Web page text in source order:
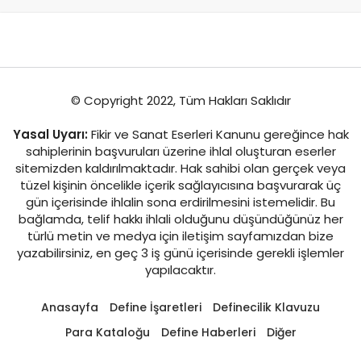
© Copyright 2022, Tüm Hakları Saklıdır
Yasal Uyarı:Fikir ve Sanat Eserleri Kanunu gereğince hak
sahiplerinin başvuruları üzerine ihlal oluşturan eserler
sitemizden kaldırılmaktadır. Hak sahibi olan gerçek veya
tüzel kişinin öncelikle içerik sağlayıcısına başvurarak üç
gün içerisinde ihlalin sona erdirilmesini istemelidir. Bu
bağlamda, telif hakkı ihlali olduğunu düşündüğünüz her
türlü metin ve medya için iletişim sayfamızdan bize
yazabilirsiniz, en geç 3 iş günü içerisinde gerekli işlemler
yapılacaktır.
Anasayfa Define İşaretleri
Definecilik Klavuzu
Para Kataloğu
Define Haberleri Diğer